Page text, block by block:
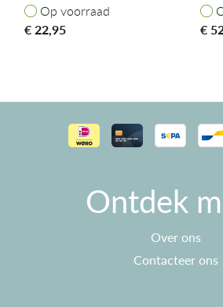
Op voorraad
Op voorraad
€22,95
€
Ontdek
Over ons
Contacteer ons